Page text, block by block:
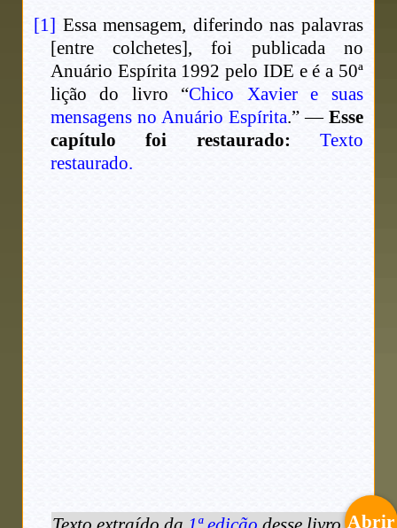
[1] Essa mensagem, diferindo nas palavras
[entre colchetes], foi publicada no
Anuário Espírita 1992 pelo IDE e é a 50ª
lição do livro “Chico Xavier e suas
mensagens no Anuário Espírita.” — Esse
capítulo foi restaurado:
Texto
restaurado.
Abrir